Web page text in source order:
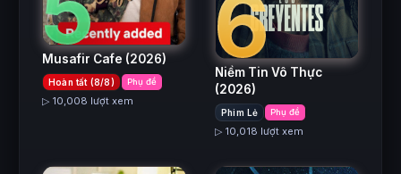
Musafir Cafe (2026)
Hoàn tất (8/8) Phụ đề
▷ 10,008 lượt xem
6
Niềm Tin Vô Thực
(2026)
Phim Lẻ Phụ đề
▷ 10,018 lượt xem